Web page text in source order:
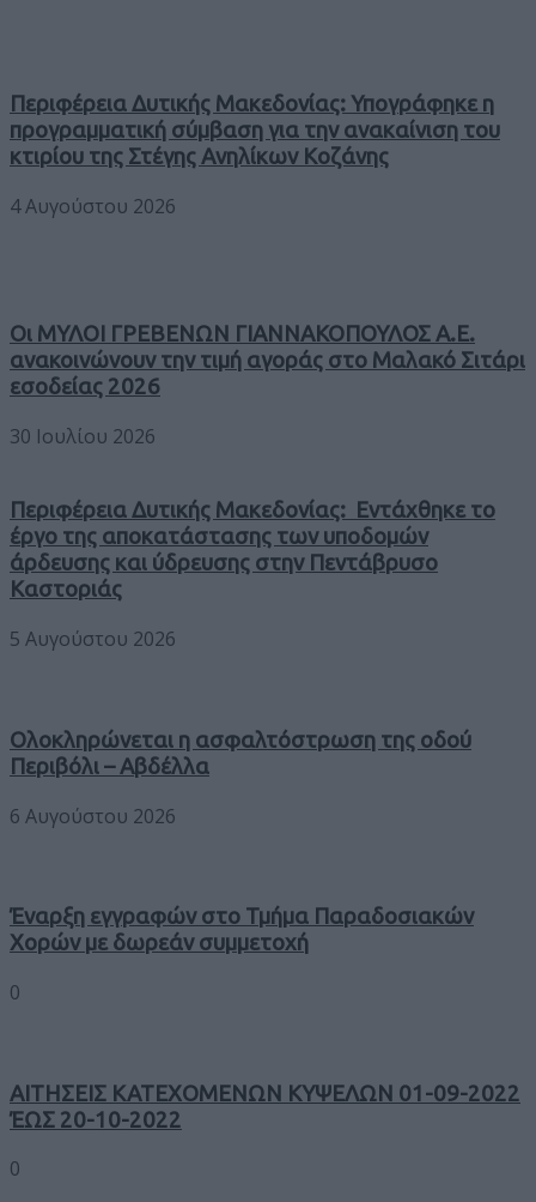
Περιφέρεια Δυτικής Μακεδονίας: Υπογράφηκε η
προγραμματική σύμβαση για την ανακαίνιση του
κτιρίου της Στέγης Ανηλίκων Κοζάνης
4 Αυγούστου 2026
Οι ΜΥΛΟΙ ΓΡΕΒΕΝΩΝ ΓΙΑΝΝΑΚΟΠΟΥΛΟΣ Α.Ε.
ανακοινώνουν την τιμή αγοράς στο Μαλακό Σιτάρι
εσοδείας 2026
30 Ιουλίου 2026
Περιφέρεια Δυτικής Μακεδονίας: Εντάχθηκε το
έργο της αποκατάστασης των υποδομών
άρδευσης και ύδρευσης στην Πεντάβρυσο
Καστοριάς
5 Αυγούστου 2026
Ολοκληρώνεται η ασφαλτόστρωση της οδού
Περιβόλι – Αβδέλλα
6 Αυγούστου 2026
Έναρξη εγγραφών στο Τμήμα Παραδοσιακών
Χορών με δωρεάν συμμετοχή
0
ΑΙΤΗΣΕΙΣ ΚΑΤΕΧΟΜΕΝΩΝ ΚΥΨΕΛΩΝ 01-09-2022
ΈΩΣ 20-10-2022
0